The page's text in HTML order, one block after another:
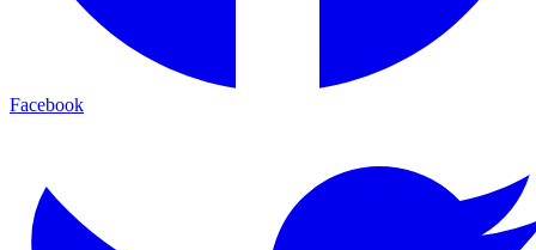
Facebook